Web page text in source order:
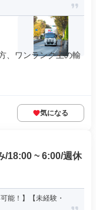
、ワンランク上の輸
気になる
/18:00 ~ 6:00/週休
能！】【未経験・